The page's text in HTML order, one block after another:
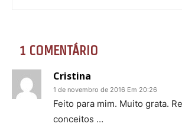
1 COMENTÁRIO
Cristina
1 de novembro de 2016 Em 20:26
Feito para mim. Muito grata.
conceitos …